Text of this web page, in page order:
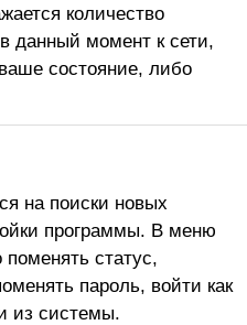
количество
данный момент к сети,
состояние, либо
на поиски новых
программы. В меню
статус,
пароль, войти как
из системы.